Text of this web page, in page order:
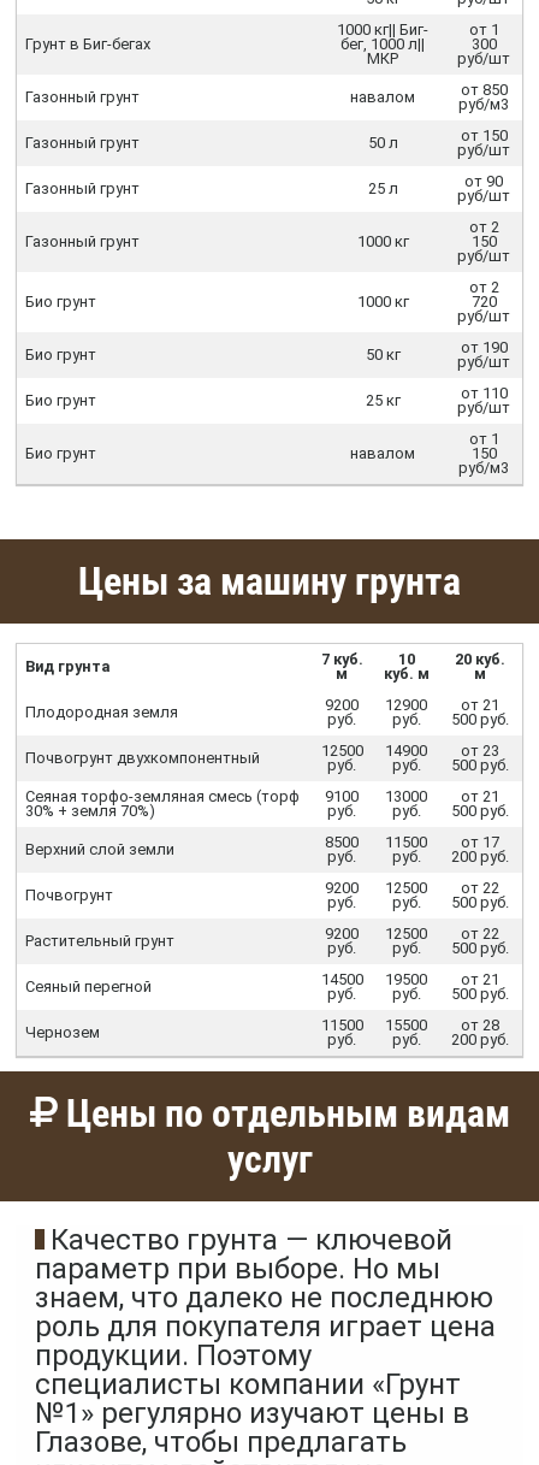
Грунт в Биг-бегах
1000 кг|| Биг-
бег, 1000 л||
МКР
от 1
300
руб/шт
Газонный грунт навалом
от 850
руб/м3
Газонный грунт 50 л
от 150
руб/шт
Газонный грунт 25 л
от 90
руб/шт
Газонный грунт 1000 кг
от 2
150
руб/шт
Био грунт 1000 кг
от 2
720
руб/шт
Био грунт 50 кг
от 190
руб/шт
Био грунт 25 кг
от 110
руб/шт
Био грунт навалом
от 1
150
руб/м3
Цены за машину грунта
Вид грунта
7 куб.
м
10
куб. м
20 куб.
м
Плодородная земля
9200
руб.
12900
руб.
от 21
500 руб.
Почвогрунт двухкомпонентный
12500
руб.
14900
руб.
от 23
500 руб.
Сеяная торфо-земляная смесь (торф
30% + земля 70%)
9100
руб.
13000
руб.
от 21
500 руб.
Верхний слой земли
8500
руб.
11500
руб.
от 17
200 руб.
Почвогрунт
9200
руб.
12500
руб.
от 22
500 руб.
Растительный грунт
9200
руб.
12500
руб.
от 22
500 руб.
Сеяный перегной
14500
руб.
19500
руб.
от 21
500 руб.
Чернозем
11500
руб.
15500
руб.
от 28
200 руб.
Цены по отдельным видам
услуг
Качество грунта — ключевой
параметр при выборе. Но мы
знаем, что далеко не последнюю
роль для покупателя играет цена
продукции. Поэтому
специалисты компании «Грунт
№1» регулярно изучают цены в
Глазове, чтобы предлагать